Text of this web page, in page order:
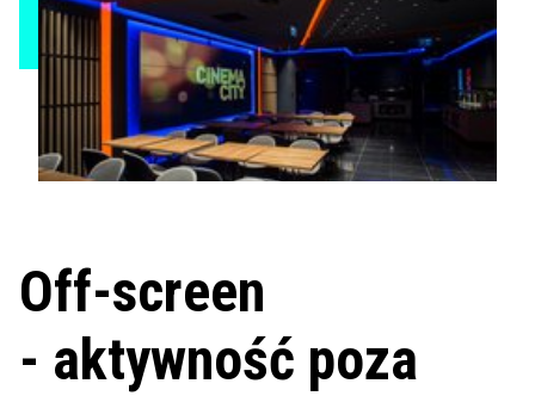
Off-screen
- aktywność poza